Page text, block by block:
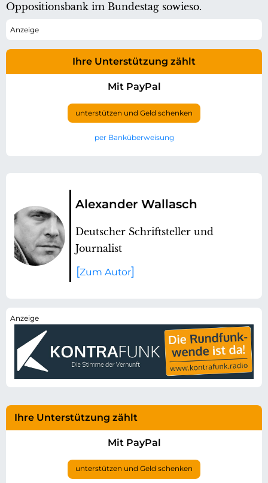
Oppositionsbank im Bundestag sowieso.
Ihre Unterstützung zählt
Mit PayPal
unterstützen und Geld schenken
per Banküberweisung
Alexander Wallasch
Deutscher Schriftsteller und
Journalist
Zum Autor
Ihre Unterstützung zählt
Mit PayPal
unterstützen und Geld schenken